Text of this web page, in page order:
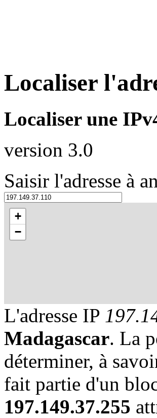
Localiser
Localiser une
version 3.0
Saisir l'adresse à
+
−
L'adresse IP
Madagascar. La
déterminer, à
fait partie d'un
197.149.37.255